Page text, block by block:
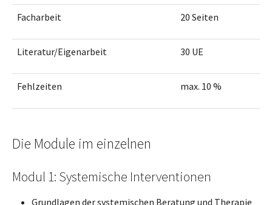
Facharbeit 20 Seiten
Literatur/Eigenarbeit 30 UE
Fehlzeiten max. 10 %
Die Module im einzelnen
Modul 1: Systemische Interventionen
Grundlagen der systemischen Beratung und Therapie